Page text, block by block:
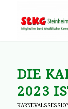
DIE
2023